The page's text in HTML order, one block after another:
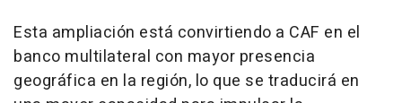
Esta ampliación está convirtiendo a CAF en el
banco multilateral con mayor presencia
geográfica en la región, lo que se traducirá en